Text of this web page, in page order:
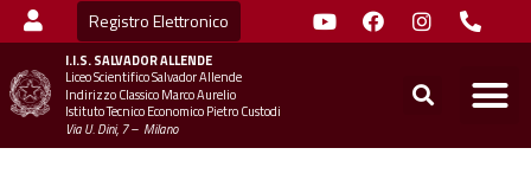
Registro Elettronico
I.I.S.SALVADOR ALLENDE
Liceo Scientifico Salvador Allende
Indirizzo Classico Marco Aurelio
Istituto Tecnico Economico Pietro Custodi
Via U. Dini, 7 – Milano